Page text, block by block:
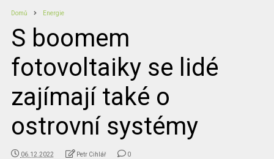
Domů Energie
S boomem
fotovoltaiky se lidé
zajímají také o
ostrovní systémy
06.12.2022 Petr Cihlář 0